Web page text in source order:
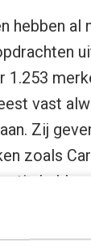
hebben
1.253
vast
Zij
zoals
ons
merken